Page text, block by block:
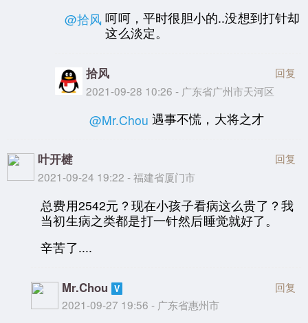
@拾风 呵呵，平时很胆小的..没想到打针却
这么淡定。
拾风
2021-09-28 10:26 - 广东省广州市天河区
回复
@Mr.Chou 遇事不慌，大将之才
叶开楗
2021-09-24 19:22 - 福建省厦门市
回复
总费用2542元？现在小孩子看病这么贵了？我
当初生病之类都是打一针然后睡觉就好了。
辛苦了....
Mr.Chou
2021-09-27 19:56 - 广东省惠州市
回复